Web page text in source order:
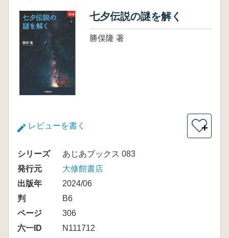
七夕伝説の謎を解く
勝俣隆 著
レビューを書く ＋
シリーズ
あじあブックス 083
発行元
大修館書店
出版年
2024/06
判
B6
ページ
306
六一ID
N111712